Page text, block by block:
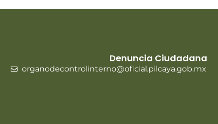
Denuncia Ciudadana
organodecontrolinterno@oficial.pilcaya.gob.mx